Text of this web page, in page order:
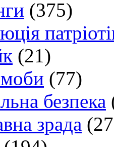
(375)
(21)
(77)
безпека
зрада